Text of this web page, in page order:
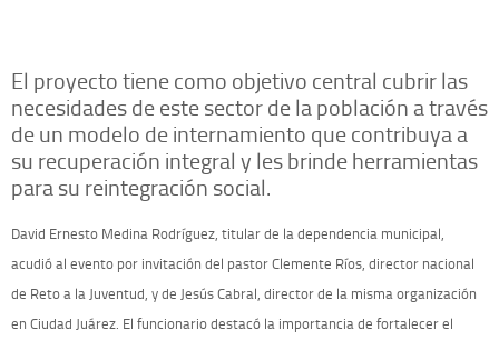
El proyecto tiene como objetivo central cubrir las
necesidades de este sector de la población a través
de un modelo de internamiento que contribuya a
su recuperación integral y les brinde herramientas
para su reintegración social.
David Ernesto Medina Rodríguez, titular de la dependencia municipal,
acudió al evento por invitación del pastor Clemente Ríos, director nacional
de Reto a la Juventud, y de Jesús Cabral, director de la misma organización
en Ciudad Juárez. El funcionario destacó la importancia de fortalecer el